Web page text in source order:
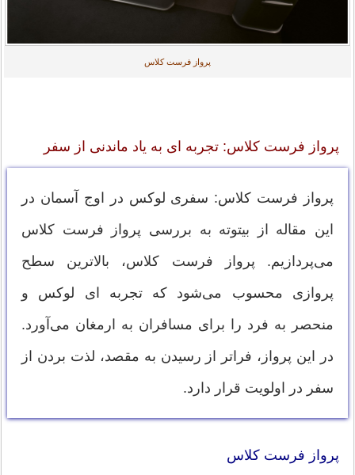
پرواز فرست کلاس
پرواز فرست کلاس: تجربه ای به یاد ماندنی از سفر
پرواز فرست کلاس: سفری لوکس در اوج آسمان در
این مقاله از بیتوته به بررسی پرواز فرست کلاس
می‌پردازیم. پرواز فرست کلاس، بالاترین سطح
پروازی محسوب می‌شود که تجربه ای لوکس و
منحصر به فرد را برای مسافران به ارمغان می‌آورد.
در این پرواز، فراتر از رسیدن به مقصد، لذت بردن از
سفر در اولویت قرار دارد.
پرواز فرست کلاس